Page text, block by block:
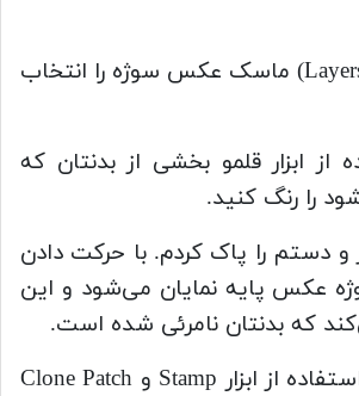
در پالت لایه‌ها (Layers) ماسک عکس سوژه را انتخاب
ابزار قلمو بخشی از بدنتان که
را رنگ کنید.
دستم را پاک کردم. با حرکت دادن
عکس پایه نمایان می‌شود و این
که بدنتان نامرئی شده است.
در گام پایانی با استفاده از ابزار Stamp و Clone Patch